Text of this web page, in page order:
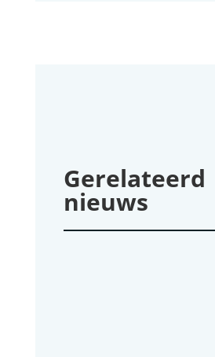
Gerelateerd
nieuws